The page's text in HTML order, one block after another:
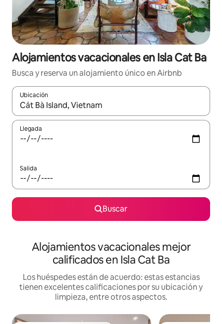
Alojamientos vacacionales en Isla Cat Ba
Busca y reserva un alojamiento único en Airbnb
Ubicación
Cuando los resultados estén disponibles, podrás navegar
Llegada
Salida
Buscar
Alojamientos vacacionales mejor
calificados en Isla Cat Ba
Los huéspedes están de acuerdo: estas estancias
tienen excelentes calificaciones por su ubicación y
limpieza, entre otros aspectos.